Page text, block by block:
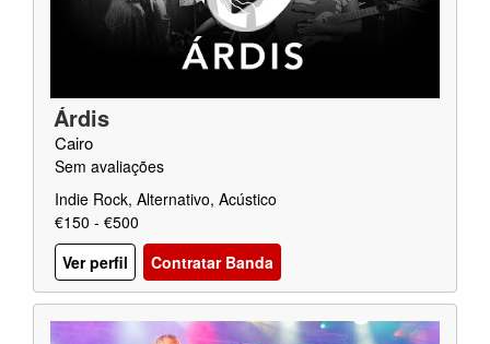
Árdis
Cairo
Sem avaliações
Indie Rock, Alternativo, Acústico
€150 - €500
Ver perfil
Contratar Banda